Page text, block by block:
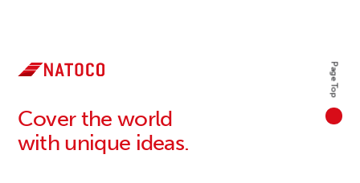
Cover the world
with unique ideas.
Page Top